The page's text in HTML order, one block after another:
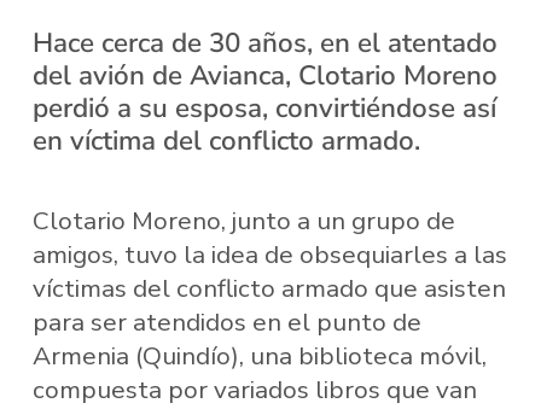
Hace cerca de 30 años, en el atentado
del avión de Avianca, Clotario Moreno
perdió a su esposa, convirtiéndose así
en víctima del conflicto armado.
Clotario Moreno, junto a un grupo de
amigos, tuvo la idea de obsequiarles a las
víctimas del conflicto armado que asisten
para ser atendidos en el punto de
Armenia (Quindío), una biblioteca móvil,
compuesta por variados libros que van